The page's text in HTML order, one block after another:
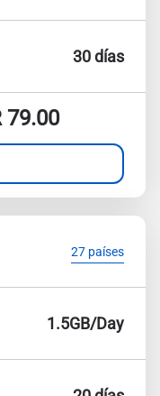
30 días
79.00
27 países
1.5GB/Day